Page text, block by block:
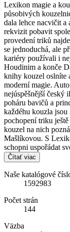
Lexikon magie a
působivých
dala lehce nacvičit a
rekvizit pobavit
provedení triků
se jednoduchá, ale
kariéry používali i
Houdinim a konče
knihy kouzel oslníte
moderní magie.
nejúspěšnější český
poháru bavičů a
každéhu kouzla
pochopení triku
kouzel na nich
Mašlíkovou. S
schopni uspořádat
Čítať viac
Naše katalógové
1592983
Počet strán
144
Väzba